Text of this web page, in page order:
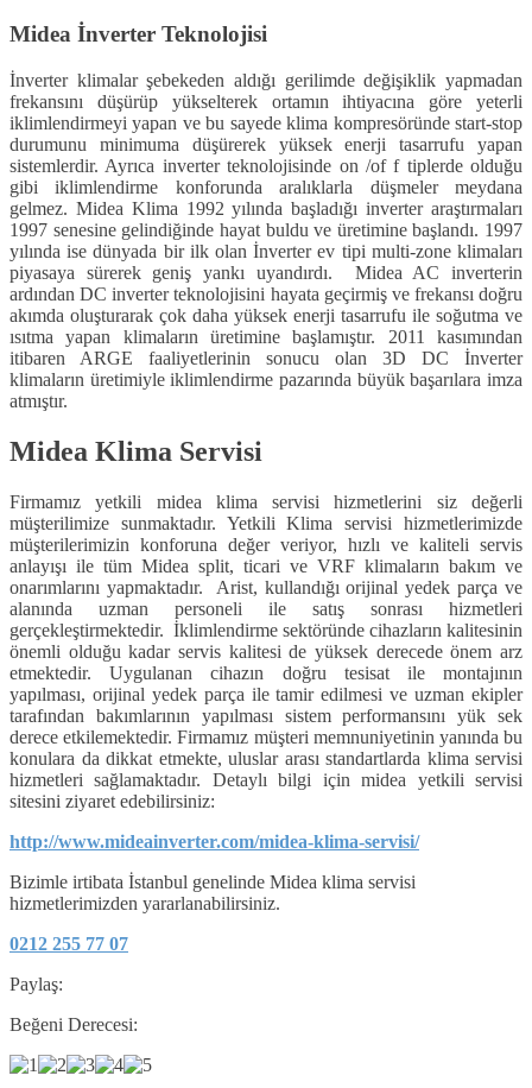
Midea İnverter Teknolojisi
İnverter klimalar şebekeden aldığı gerilimde değişiklik yapmadan
frekansını düşürüp yükselterek ortamın ihtiyacına göre yeterli
iklimlendirmeyi yapan ve bu sayede klima kompresöründe start-stop
durumunu minimuma düşürerek yüksek enerji tasarrufu yapan
sistemlerdir. Ayrıca inverter teknolojisinde on /of f tiplerde olduğu
gibi iklimlendirme konforunda aralıklarla düşmeler meydana
gelmez. Midea Klima 1992 yılında başladığı inverter araştırmaları
1997 senesine gelindiğinde hayat buldu ve üretimine başlandı. 1997
yılında ise dünyada bir ilk olan İnverter ev tipi multi-zone klimaları
piyasaya sürerek geniş yankı uyandırdı. Midea AC inverterin
ardından DC inverter teknolojisini hayata geçirmiş ve frekansı doğru
akımda oluşturarak çok daha yüksek enerji tasarrufu ile soğutma ve
ısıtma yapan klimaların üretimine başlamıştır. 2011 kasımından
itibaren ARGE faaliyetlerinin sonucu olan 3D DC İnverter
klimaların üretimiyle iklimlendirme pazarında büyük başarılara imza
atmıştır.
Midea Klima Servisi
Firmamız yetkili midea klima servisi hizmetlerini siz değerli
müşterilimize sunmaktadır. Yetkili Klima servisi hizmetlerimizde
müşterilerimizin konforuna değer veriyor, hızlı ve kaliteli servis
anlayışı ile tüm Midea split, ticari ve VRF klimaların bakım ve
onarımlarını yapmaktadır. Arist, kullandığı orijinal yedek parça ve
alanında uzman personeli ile satış sonrası hizmetleri
gerçekleştirmektedir. İklimlendirme sektöründe cihazların kalitesinin
önemli olduğu kadar servis kalitesi de yüksek derecede önem arz
etmektedir. Uygulanan cihazın doğru tesisat ile montajının
yapılması, orijinal yedek parça ile tamir edilmesi ve uzman ekipler
tarafından bakımlarının yapılması sistem performansını yük sek
derece etkilemektedir. Firmamız müşteri memnuniyetinin yanında bu
konulara da dikkat etmekte, uluslar arası standartlarda klima servisi
hizmetleri sağlamaktadır. Detaylı bilgi için midea yetkili servisi
sitesini ziyaret edebilirsiniz:
http://www.mideainverter.com/midea-klima-servisi/
Bizimle irtibata İstanbul genelinde Midea klima servisi
hizmetlerimizden yararlanabilirsiniz.
0212 255 77 07
Paylaş:
Beğeni Derecesi: